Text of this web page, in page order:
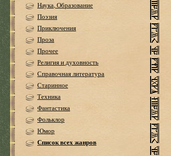
Наука, Образование
Поэзия
Приключения
Проза
Прочее
Религия и духовность
Справочная литература
Старинное
Техника
Фантастика
Фольклор
Юмор
Список всех жанров